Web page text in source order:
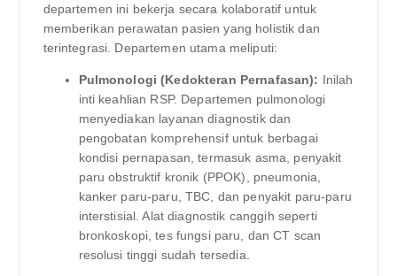
departemen ini bekerja secara kolaboratif untuk
memberikan perawatan pasien yang holistik dan
terintegrasi. Departemen utama meliputi:
Pulmonologi (Kedokteran Pernafasan): Inilah
inti keahlian RSP. Departemen pulmonologi
menyediakan layanan diagnostik dan
pengobatan komprehensif untuk berbagai
kondisi pernapasan, termasuk asma, penyakit
paru obstruktif kronik (PPOK), pneumonia,
kanker paru-paru, TBC, dan penyakit paru-paru
interstisial. Alat diagnostik canggih seperti
bronkoskopi, tes fungsi paru, dan CT scan
resolusi tinggi sudah tersedia.